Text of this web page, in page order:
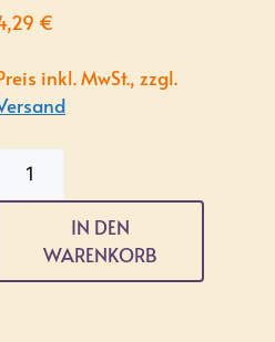
€
inkl. MwSt., zzgl.
Pfeffer­
IN DEN
WARENKORB